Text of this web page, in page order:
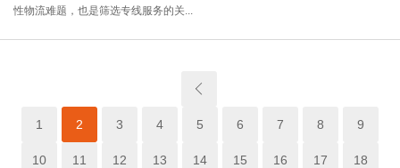
性物流难题，也是筛选专线服务的关...
1 2 3 4 5 6 7 8 9
10 11 12 13 14 15 16 17 18